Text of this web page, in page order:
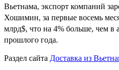
Вьетнама, экспорт компаний
Хошимин, за первые восемь
млрд$, что на 4% больше, чем в
прошлого года.
Раздел сайта Доставка из